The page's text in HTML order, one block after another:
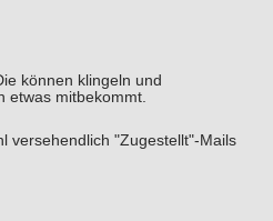
können klingeln und
etwas mitbekommt.
versehendlich "Zugestellt"-Mails